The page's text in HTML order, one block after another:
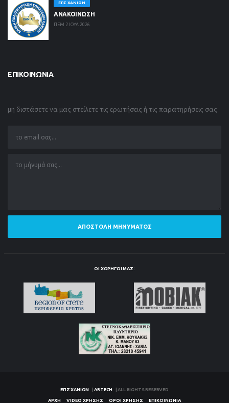
ΕΠΣ ΧΑΝΊΩΝ
ΑΝΑΚΟΙΝΩΣΗ
ΠΕΜ 2 ΙΟΥΛ 2026
ΕΠΙΚΟΙΝΩΝΊΑ
μη διστάσετε να μας στείλετε τις ερωτήσεις ή τις παρατηρήσεις σας
ΑΠΟΣΤΟΛΉ ΜΗΝΎΜΑΤΟΣ
ΟΙ ΧΟΡΗΓΟΊ ΜΑΣ:
ΕΠΣ ΧΑΝΊΩΝ |ARTECH | ALL RIGHTS RESERVED
ΑΡΧΉ VIDEO ΧΡΉΣΗΣ ΌΡΟΙ ΧΡΉΣΗΣ ΕΠΙΚΟΙΝΩΝΊΑ